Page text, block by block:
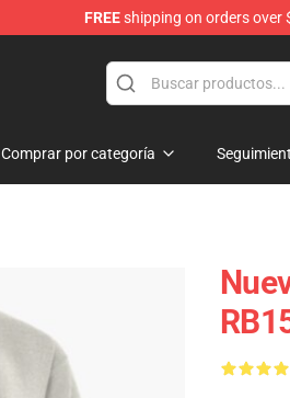
FREEshipping on orders over
Comprar por categoría